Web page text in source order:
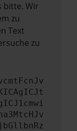
bitte. Wir
zu
Text
zu